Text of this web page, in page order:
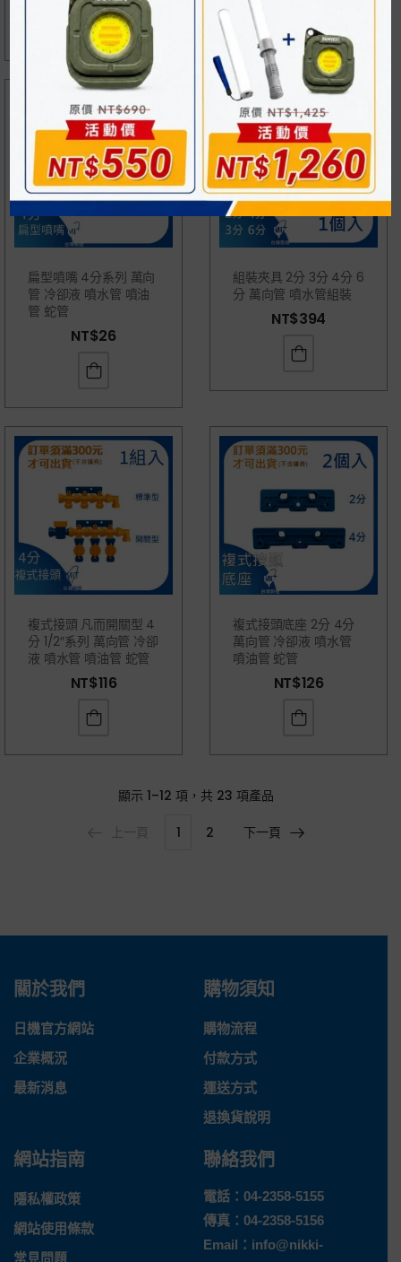
扁型噴嘴 4分系列 萬向
管 冷卻液 噴水管 噴油
管 蛇管
NT$26
組裝夾具 2分 3分 4分 6
分 萬向管 噴水管組裝
NT$394
複式接頭 凡而開關型 4
分 1/2″系列 萬向管 冷卻
液 噴水管 噴油管 蛇管
NT$116
複式接頭底座 2分 4分
萬向管 冷卻液 噴水管
噴油管 蛇管
NT$126
顯示 1–12 項，共 23 項產品
上一頁 1 2 下一頁
關於我們
日機官方網站
企業概況
最新消息
購物須知
購物流程
付款方式
運送方式
退換貨說明
網站指南
隱私權政策
網站使用條款
常見問題
聯絡我們
電話： 04-2358-5155
傳真：04-2358-5156
Email： info@nikki-